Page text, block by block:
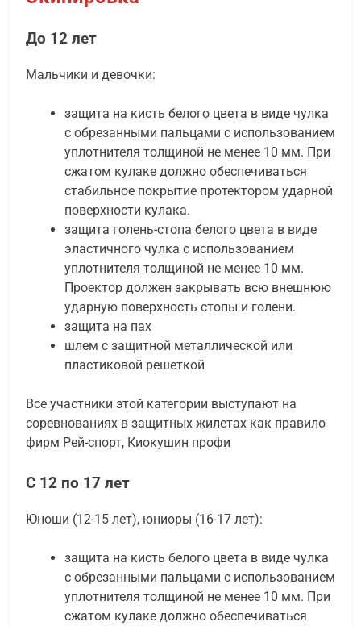
До 12 лет
Мальчики и девочки:
защита на кисть белого цвета в виде чулка
с обрезанными пальцами с использованием
уплотнителя толщиной не менее 10 мм. При
сжатом кулаке должно обеспечиваться
стабильное покрытие протектором ударной
поверхности кулака.
защита голень-стопа белого цвета в виде
эластичного чулка с использованием
уплотнителя толщиной не менее 10 мм.
Проектор должен закрывать всю внешнюю
ударную поверхность стопы и голени.
защита на пах
шлем с защитной металлической или
пластиковой решеткой
Все участники этой категории выступают на
соревнованиях в защитных жилетах как правило
фирм Рей-спорт, Киокушин профи
С 12 по 17 лет
Юноши (12-15 лет), юниоры (16-17 лет):
защита на кисть белого цвета в виде чулка
с обрезанными пальцами с использованием
уплотнителя толщиной не менее 10 мм. При
сжатом кулаке должно обеспечиваться